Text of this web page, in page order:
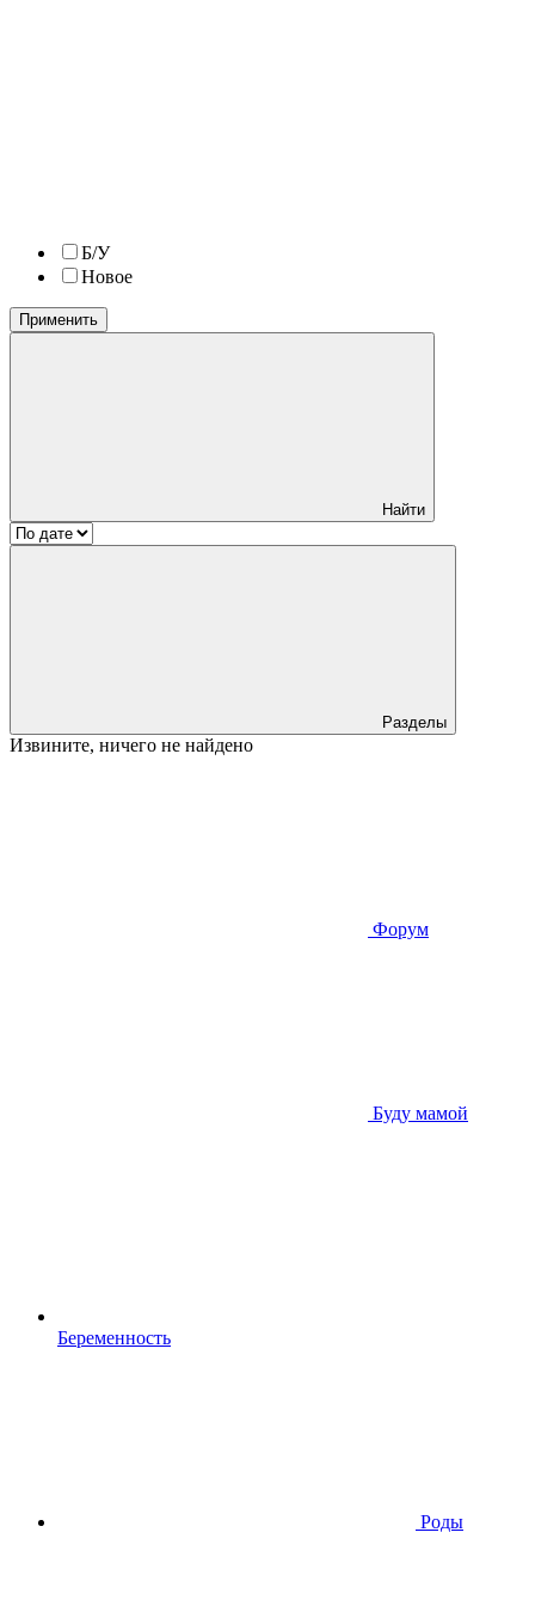
Б/У
Новое
Применить
Найти
Разделы
Извините, ничего не найдено
Форум
Буду мамой
Беременность
Роды